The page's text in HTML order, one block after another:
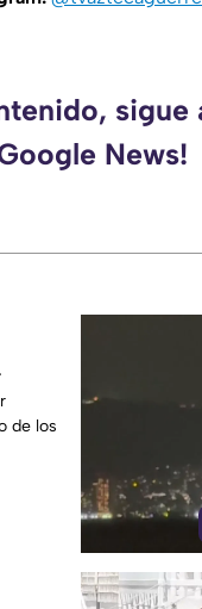
News!
el
de los